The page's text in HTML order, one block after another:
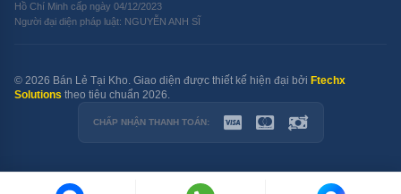
Hồ Chí Minh cấp ngày 04/12/2023
Người đại diện pháp luật: NGUYỄN ANH SĨ
© 2026 Bán Lẻ Tại Kho. Giao diện được thiết kế hiện đại bởi Ftechx
Solutions theo tiêu chuẩn 2026.
CHẤP NHẬN THANH TOÁN: